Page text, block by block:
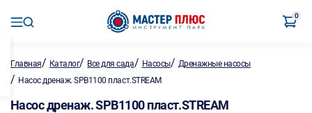
0
Главная/ Каталог/ Все для сада/ Насосы/ Дренажные насосы
/ Насос дренаж. SPB1100 пласт.STREAM
Насос дренаж. SPB1100 пласт.STREAM